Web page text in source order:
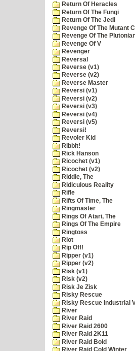
Return Of Heracles
Return Of The Fungi
Return Of The Jedi
Revenge Of The Mutant
Revenge Of The
Revenge Of V
Revenger
Reversal
Reverse (v1)
Reverse (v2)
Reverse Master
Reversi (v1)
Reversi (v2)
Reversi (v3)
Reversi (v4)
Reversi (v5)
Reversi!
Revoler Kid
Ribbit!
Rick Hanson
Ricochet (v1)
Ricochet (v2)
Riddle, The
Ridiculous Reality
Rifle
Rifts Of Time, The
Ringmaster
Rings Of Atari, The
Rings Of The Empire
Ringtoss
Riot
Rip Off!
Ripper (v1)
Ripper (v2)
Risk (v1)
Risk (v2)
Risk Je Zisk
Risky Rescue
Risky Rescue Industrial
River
River Raid
River Raid 2600
River Raid 2K11
River Raid Bold
River Raid Cold Winter